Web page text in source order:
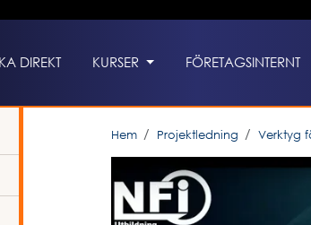
DIREKT KURSER FÖRETAGSINTERNT
Hem Projektledning Verktyg